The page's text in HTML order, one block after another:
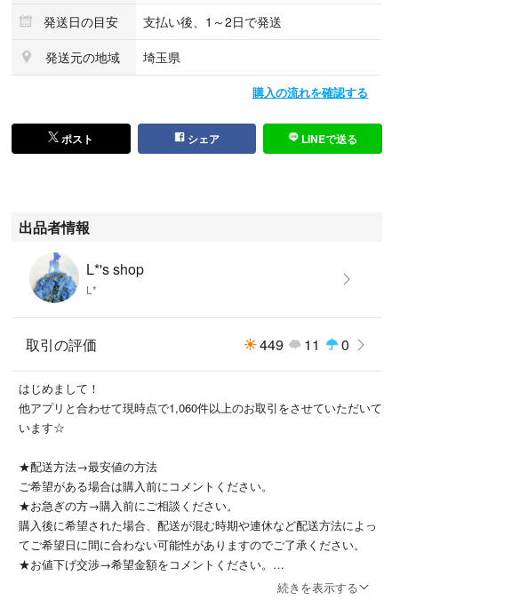
発送日の目安
支払い後、1～2日で発送
発送元の地域
埼玉県
購入の流れを確認する
ポスト シェア LINEで送る
出品者情報
L*'s shop
L*
取引の評価 449 11 0
はじめまして！
他アプリと合わせて現時点で1,060件以上のお取引をさせていただいて
います☆
★配送方法→最安値の方法
ご希望がある場合は購入前にコメントください。
★お急ぎの方→購入前にご相談ください。
購入後に希望された場合、配送が混む時期や連休など配送方法によっ
てご希望日に間に合わない可能性がありますのでご了承ください。
★お値下げ交渉→希望金額をコメントください。
続きを表示する